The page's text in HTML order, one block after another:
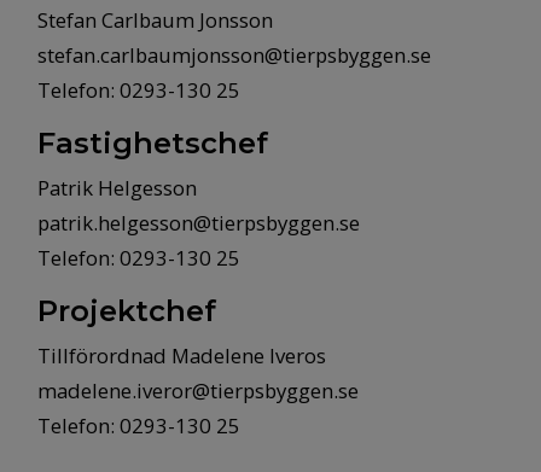
Stefan Carlbaum Jonsson
stefan.carlbaumjonsson@tierpsbyggen.se
Telefon: 0293-130 25
Fastighetschef
Patrik Helgesson
patrik.helgesson@tierpsbyggen.se
Telefon: 0293-130 25
Projektchef
Tillförordnad Madelene Iveros
madelene.iveror@tierpsbyggen.se
Telefon: 0293-130 25